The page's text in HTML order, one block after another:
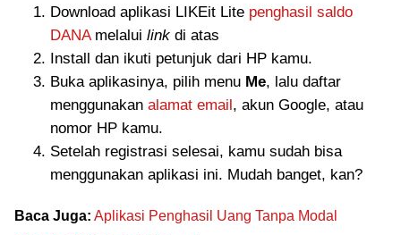
Download aplikasi LIKEit Lite penghasil saldo
DANAmelalui link di atas
Install dan ikuti petunjuk dari HP kamu.
Buka aplikasinya, pilih menu Me, lalu daftar
menggunakan alamat email , akun Google, atau
nomor HP kamu.
Setelah registrasi selesai, kamu sudah bisa
menggunakan aplikasi ini. Mudah banget, kan?
Baca Juga: Aplikasi Penghasil Uang Tanpa Modal